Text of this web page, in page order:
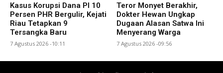
Kasus Korupsi Dana PI 10
Persen PHR Bergulir, Kejati
Riau Tetapkan 9
Tersangka Baru
7 Agustus 2026 -10:11
Teror Monyet Berakhir,
Dokter Hewan Ungkap
Dugaan Alasan Satwa Ini
Menyerang Warga
7 Agustus 2026 -09:56